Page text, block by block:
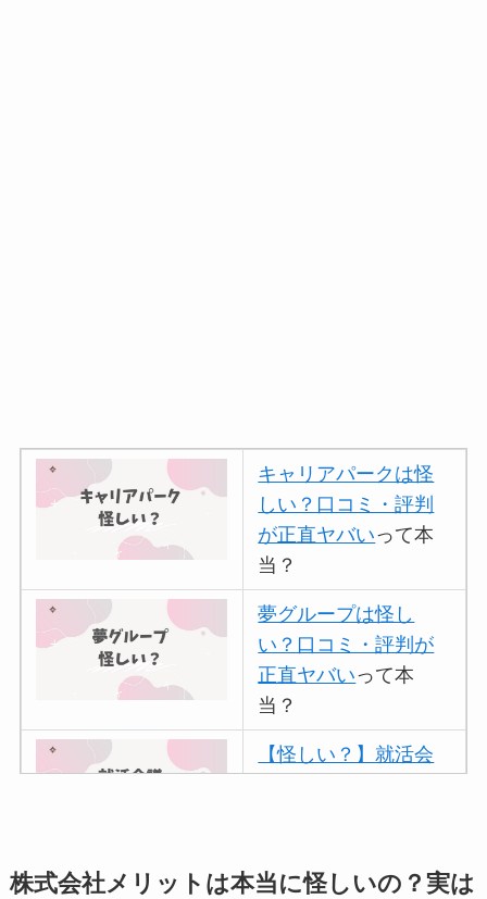
キャリアパークは怪
しい？口コミ・評判
が正直ヤバいって本
当？
夢グループは怪し
い？口コミ・評判が
正直ヤバいって本
当？
【怪しい？】就活会
アトムクリニックは
株式会社メリットは本当に怪しいの？実は